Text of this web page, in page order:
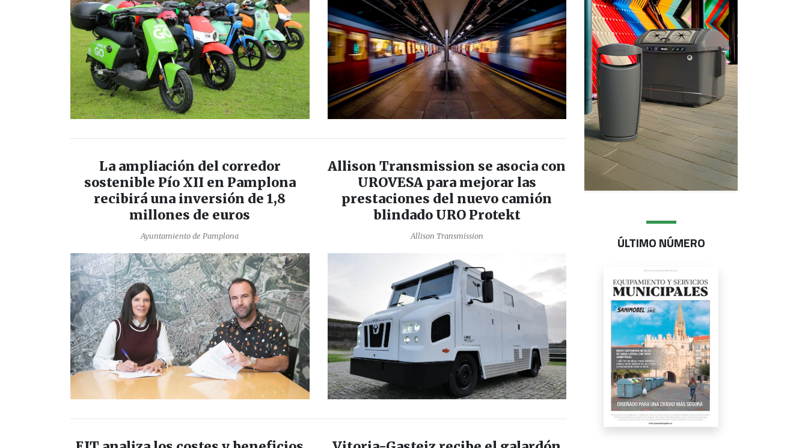
La ampliación del corredor
sostenible Pío XII en Pamplona
recibirá una inversión de 1,8
millones de euros
Ayuntamiento de Pamplona
Allison Transmission se asocia con
UROVESA para mejorar las
prestaciones del nuevo camión
blindado URO Protekt
Allison Transmission ÚLTIMO NÚMERO